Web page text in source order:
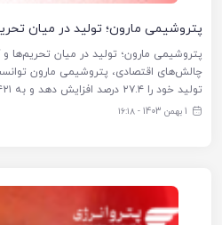
پتروشیمی مارون؛ تولید در میان
پتروشیمی مارون؛ تولید در میان تحریم‌ها
تولید خود را ۲۷.۴ درصد افزایش دهد و به ۳.۴۲۱
1 بهمن 1403 - ۱۶:۱۸